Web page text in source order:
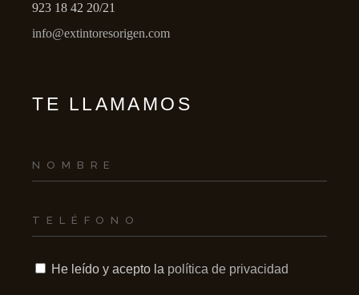
923 18 42 20/21
info@extintoresorigen.com
TE LLAMAMOS
He leído y acepto la política de privacidad